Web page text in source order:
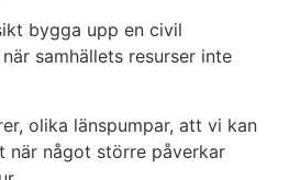
bygga upp en civil
samhällets resurser inte
olika länspumpar, att vi kan
när något större påverkar